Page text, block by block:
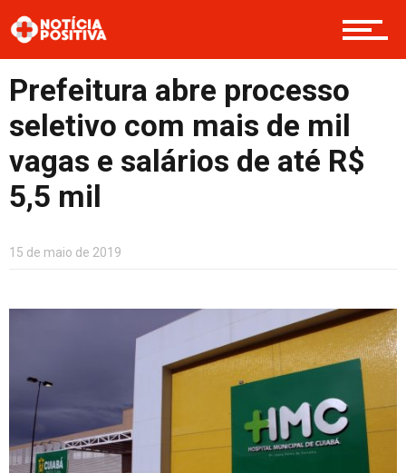
Entretenimento
Prefeitura abre processo
seletivo com mais de mil
vagas e salários de até R$
5,5 mil
15 de maio de 2019